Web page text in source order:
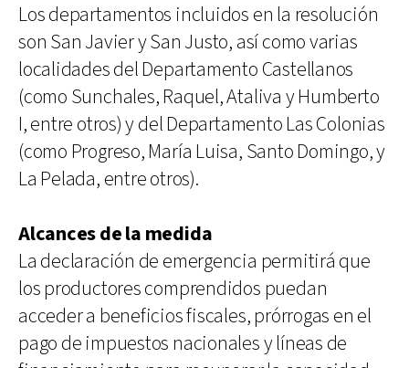
Los departamentos incluidos en la resolución
son San Javier y San Justo, así como varias
localidades del Departamento Castellanos
(como Sunchales, Raquel, Ataliva y Humberto
I, entre otros) y del Departamento Las Colonias
(como Progreso, María Luisa, Santo Domingo, y
La Pelada, entre otros).
Alcances de la medida
La declaración de emergencia permitirá que
los productores comprendidos puedan
acceder a beneficios fiscales, prórrogas en el
pago de impuestos nacionales y líneas de